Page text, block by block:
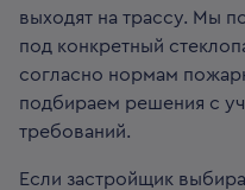
выходят на трассу. Мы
под конкретный
согласно нормам
подбираем решения с
требований.
Если застройщик